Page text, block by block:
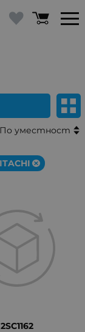
По уместност
2SC1162